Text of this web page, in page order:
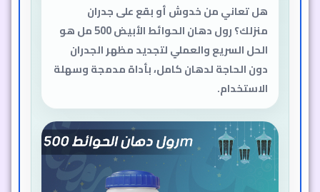
هل تعاني من خدوش أو بقع على جدران
منزلك؟ رول دهان الحوائط الأبيض 500 مل هو
الحل السريع والعملي لتجديد مظهر الجدران
دون الحاجة لدهان كامل، بأداة مدمجة وسهلة
الاستخدام.